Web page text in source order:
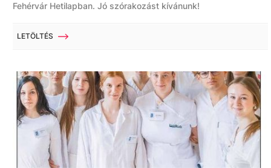
Fehérvár Hetilapban. Jó szórakozást kívánunk!
LETÖLTÉS